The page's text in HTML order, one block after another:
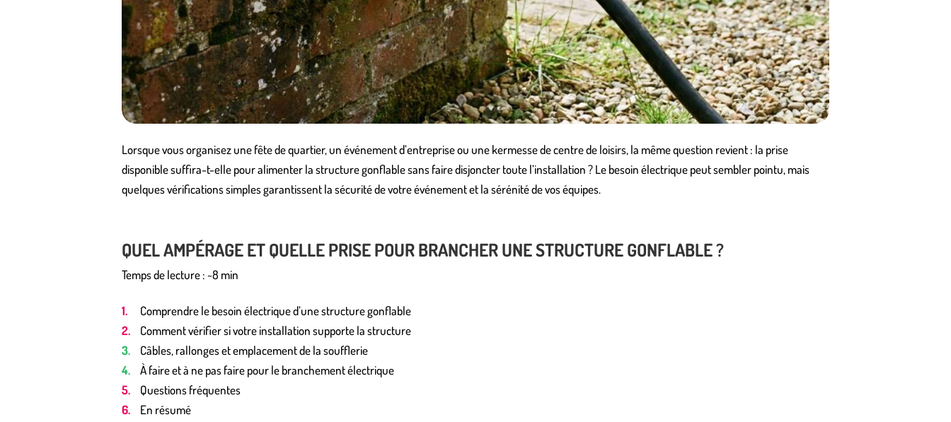
Lorsque vous organisez une fête de quartier, un événement d’entreprise ou une kermesse de centre de loisirs, la même question revient : la prise
disponible suffira-t-elle pour alimenter la structure gonflable sans faire disjoncter toute l’installation ? Le besoin électrique peut sembler pointu, mais
quelques vérifications simples garantissent la sécurité de votre événement et la sérénité de vos équipes.
QUEL AMPÉRAGE ET QUELLE PRISE POUR BRANCHER UNE STRUCTURE GONFLABLE ?
Temps de lecture : ~8 min
Comprendre le besoin électrique d’une structure gonflable
Comment vérifier si votre installation supporte la structure
Câbles, rallonges et emplacement de la soufflerie
À faire et à ne pas faire pour le branchement électrique
Questions fréquentes
En résumé